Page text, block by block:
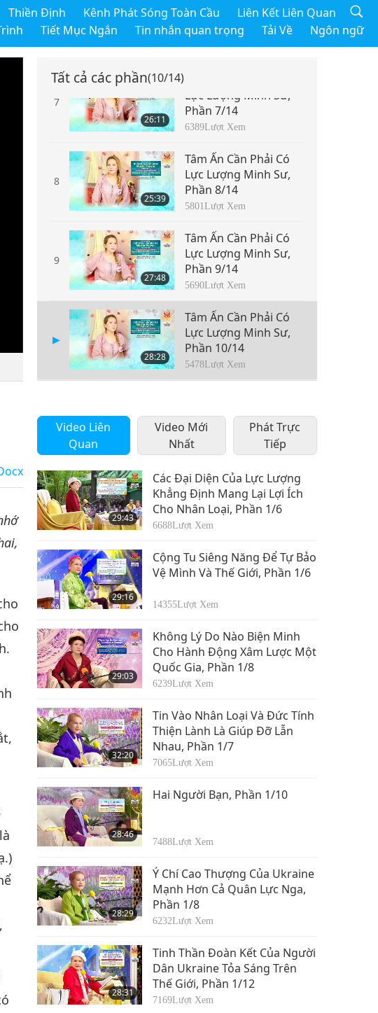
Thiền Định Kênh Phát Sóng Toàn Cầu
Liên Kết Liên Quan
Tiết Mục Ngắn Tin nhắn quan trọng Tải Về Ngôn ngữ
Tất cả các phần(10/14)
6
Lực Lượng Minh Sư,
Phần 6/14
6687Lượt Xem
7
26:11
Lực Lượng Minh Sư,
Phần 7/14
6389Lượt Xem
8
25:39
Tâm Ấn Cần Phải Có
Lực Lượng Minh Sư,
Phần 8/14
5801Lượt Xem
9
27:48
Tâm Ấn Cần Phải Có
Lực Lượng Minh Sư,
Phần 9/14
5690Lượt Xem
28:28
Tâm Ấn Cần Phải Có
Lực Lượng Minh Sư,
Phần 10/14
5478Lượt Xem
11
Phần 11/14
5360
12
31:28
Tâm Ấn Cần Phải Có
Lực Lượng Minh Sư,
Phần 12/14
5537Lượt Xem
13
Tâm Ấn Cần Phải Có
Lực Lượng Minh Sư,
6010Lượt Xem
14
21:29
Tâm Ấn Cần Phải Có
Lực Lượng Minh Sư,
Phần 14/14
5956Lượt Xem
Video Liên
Quan
Video Mới
Nhất
Phát Trực
Tiếp
29:43
Các Đại Diện Của Lực Lượng
Khẳng Định Mang Lại Lợi Ích
Cho Nhân Loại, Phần 1/6
6688Lượt Xem
29:16
Cộng Tu Siêng Năng Để Tự Bảo
Vệ Mình Và Thế Giới, Phần 1/6
14355Lượt Xem
29:03
Không Lý Do Nào Biện Minh
Cho Hành Động Xâm Lược Một
Quốc Gia, Phần 1/8
6239Lượt Xem
32:20
Tin Vào Nhân Loại Và Đức Tính
Thiện Lành Là Giúp Đỡ Lẫn
Nhau, Phần 1/7
7065Lượt Xem
28:46
Hai Người Bạn, Phần 1/10
7488Lượt Xem
28:29
Ý Chí Cao Thượng Của Ukraine
Mạnh Hơn Cả Quân Lực Nga,
Phần 1/8
6232Lượt Xem
28:31
Tinh Thần Đoàn Kết Của Người
Dân Ukraine Tỏa Sáng Trên
Thế Giới, Phần 1/12
7169Lượt Xem